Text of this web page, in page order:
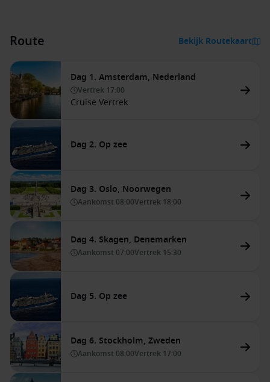
Route Bekijk Routekaart
Dag 1. Amsterdam, Nederland
Vertrek 17:00
Cruise Vertrek
Dag 2. Op zee
Dag 3. Oslo, Noorwegen
Aankomst 08:00Vertrek 18:00
Dag 4. Skagen, Denemarken
Aankomst 07:00Vertrek 15:30
Dag 5. Op zee
Dag 6. Stockholm, Zweden
Aankomst 08:00Vertrek 17:00